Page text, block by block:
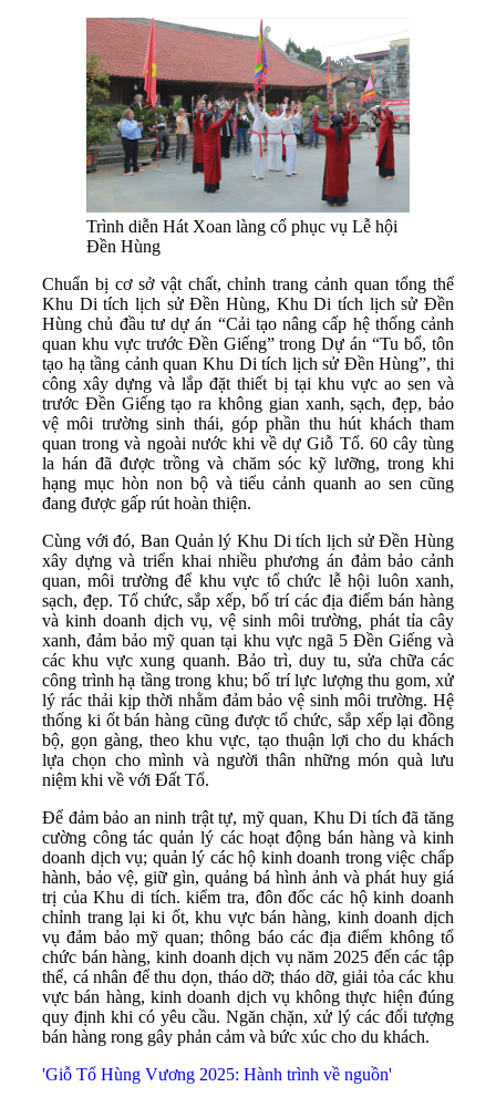
Trình diễn Hát Xoan làng cổ phục vụ Lễ hội
Đền Hùng
Chuẩn bị cơ sở vật chất, chỉnh trang cảnh quan tổng thể
Khu Di tích lịch sử Đền Hùng, Khu Di tích lịch sử Đền
Hùng chủ đầu tư dự án “Cải tạo nâng cấp hệ thống cảnh
quan khu vực trước Đền Giếng” trong Dự án “Tu bổ, tôn
tạo hạ tầng cảnh quan Khu Di tích lịch sử Đền Hùng”, thi
công xây dựng và lắp đặt thiết bị tại khu vực ao sen và
trước Đền Giếng tạo ra không gian xanh, sạch, đẹp, bảo
vệ môi trường sinh thái, góp phần thu hút khách tham
quan trong và ngoài nước khi về dự Giỗ Tổ. 60 cây tùng
la hán đã được trồng và chăm sóc kỹ lưỡng, trong khi
hạng mục hòn non bộ và tiểu cảnh quanh ao sen cũng
đang được gấp rút hoàn thiện.
Cùng với đó, Ban Quản lý Khu Di tích lịch sử Đền Hùng
xây dựng và triển khai nhiều phương án đảm bảo cảnh
quan, môi trường để khu vực tổ chức lễ hội luôn xanh,
sạch, đẹp. Tổ chức, sắp xếp, bố trí các địa điểm bán hàng
và kinh doanh dịch vụ, vệ sinh môi trường, phát tỉa cây
xanh, đảm bảo mỹ quan tại khu vực ngã 5 Đền Giếng và
các khu vực xung quanh. Bảo trì, duy tu, sửa chữa các
công trình hạ tầng trong khu; bố trí lực lượng thu gom, xử
lý rác thải kịp thời nhằm đảm bảo vệ sinh môi trường. Hệ
thống ki ốt bán hàng cũng được tổ chức, sắp xếp lại đồng
bộ, gọn gàng, theo khu vực, tạo thuận lợi cho du khách
lựa chọn cho mình và người thân những món quà lưu
niệm khi về với Đất Tổ.
Để đảm bảo an ninh trật tự, mỹ quan, Khu Di tích đã tăng
cường công tác quản lý các hoạt động bán hàng và kinh
doanh dịch vụ; quản lý các hộ kinh doanh trong việc chấp
hành, bảo vệ, giữ gìn, quảng bá hình ảnh và phát huy giá
trị của Khu di tích. kiểm tra, đôn đốc các hộ kinh doanh
chỉnh trang lại ki ốt, khu vực bán hàng, kinh doanh dịch
vụ đảm bảo mỹ quan; thông báo các địa điểm không tổ
chức bán hàng, kinh doanh dịch vụ năm 2025 đến các tập
thể, cá nhân để thu dọn, tháo dỡ; tháo dỡ, giải tỏa các khu
vực bán hàng, kinh doanh dịch vụ không thực hiện đúng
quy định khi có yêu cầu. Ngăn chặn, xử lý các đối tượng
bán hàng rong gây phản cảm và bức xúc cho du khách.
'Giỗ Tổ Hùng Vương 2025: Hành trình về nguồn'